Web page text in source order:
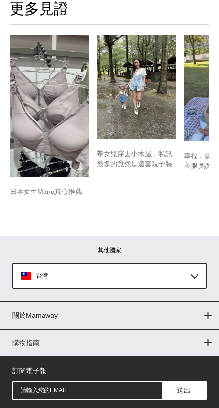
更多見證
日本女生Mana真心推薦
帶女兒穿去小木屋，私訊
最多的竟然是這套親子裝
幸福，就
衣服 媽媽
其他國家
台灣
印尼
菲律賓
馬來西亞
關於Mamaway
門市據點
最新消息
品牌故事
人力招募
媒體花絮
隱私權聲明
CSR企業社會責任
購物指南
購物常見問題
退換貨問題
儲值金使用條款
購買儲值金
發票問題
會員權益
線上留言
吸乳器-免費體驗
訂閱電子報
送出